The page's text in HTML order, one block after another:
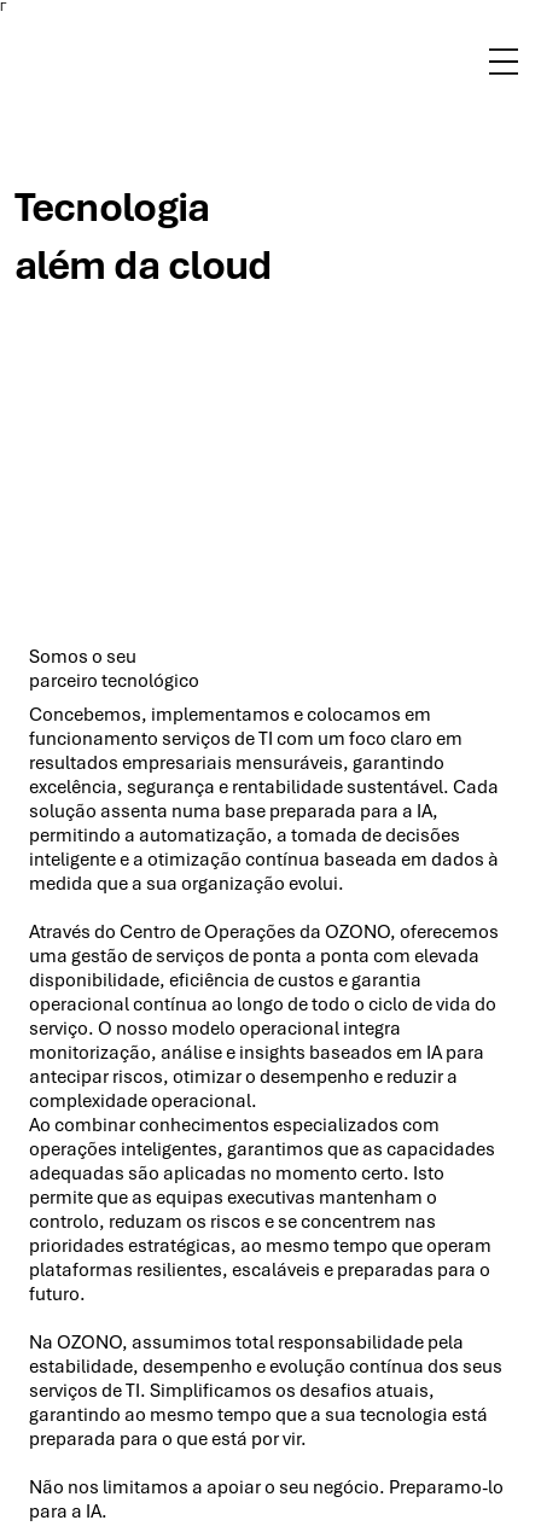
Γ
Tecnologia
além da cloud
Somos o seu
parceiro tecnológico
Concebemos, implementamos e colocamos em
funcionamento serviços de TI com um foco claro em
resultados empresariais mensuráveis, garantindo
excelência, segurança e rentabilidade sustentável. Cada
solução assenta numa base preparada para a IA,
permitindo a automatização, a tomada de decisões
inteligente e a otimização contínua baseada em dados à
medida que a sua organização evolui.
Através do Centro de Operações da OZONO, oferecemos
uma gestão de serviços de ponta a ponta com elevada
disponibilidade, eficiência de custos e garantia
operacional contínua ao longo de todo o ciclo de vida do
serviço. O nosso modelo operacional integra
monitorização, análise e insights baseados em IA para
antecipar riscos, otimizar o desempenho e reduzir a
complexidade operacional.
Ao combinar conhecimentos especializados com
operações inteligentes, garantimos que as capacidades
adequadas são aplicadas no momento certo. Isto
permite que as equipas executivas mantenham o
controlo, reduzam os riscos e se concentrem nas
prioridades estratégicas, ao mesmo tempo que operam
plataformas resilientes, escaláveis e preparadas para o
futuro.
Na OZONO, assumimos total responsabilidade pela
estabilidade, desempenho e evolução contínua dos seus
serviços de TI. Simplificamos os desafios atuais,
garantindo ao mesmo tempo que a sua tecnologia está
preparada para o que está por vir.
Não nos limitamos a apoiar o seu negócio. Preparamo-lo
para a IA.